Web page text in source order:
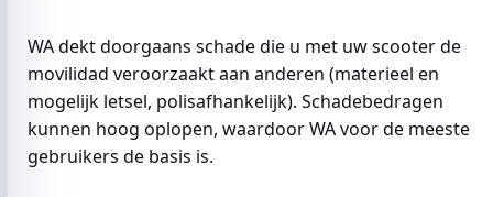
WA dekt doorgaans schade die u met uw scooter de
movilidad veroorzaakt aan anderen (materieel en
mogelijk letsel, polisafhankelijk). Schadebedragen
kunnen hoog oplopen, waardoor WA voor de meeste
gebruikers de basis is.